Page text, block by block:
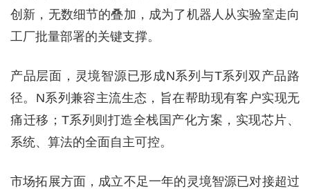
创新，无数细节的叠加，成为了机器人从实验室走向
工厂批量部署的关键支撑。
产品层面，灵境智源已形成N系列与T系列双产品路
径。N系列兼容主流生态，旨在帮助现有客户实现无
痛迁移；T系列则打造全栈国产化方案，实现芯片、
系统、算法的全面自主可控。
市场拓展方面，成立不足一年的灵境智源已对接超过